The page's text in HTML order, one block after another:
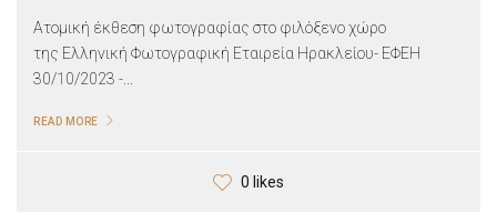
Ατομική έκθεση φωτογραφίας στο φιλόξενο χώρο
της Ελληνική Φωτογραφική Εταιρεία Ηρακλείου- ΕΦΕΗ
30/10/2023 -...
READ MORE
0 likes